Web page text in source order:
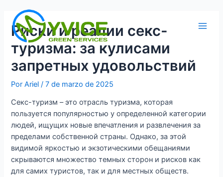
contenido
Риски и реалии секс-
туризма: за кулисами
запретных удовольствий
PorAriel/7 de marzo de 2025
Секс-туризм – это отрасль туризма, которая
пользуется популярностью у определенной категории
людей, ищущих новые впечатления и развлечения за
пределами собственной страны. Однако, за этой
видимой яркостью и экзотическими обещаниями
скрываются множество темных сторон и рисков как
для самих туристов, так и для местных обществ.